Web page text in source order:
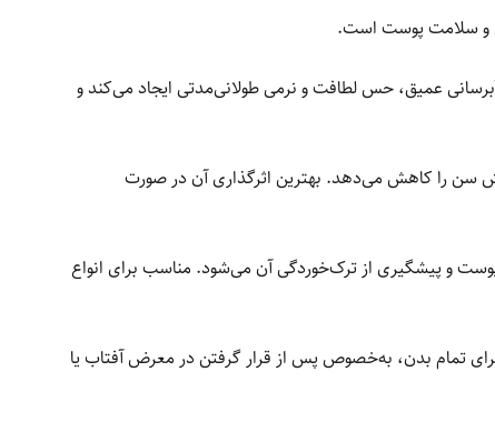
و سلامت پوست است.
عمیق، حس لطافت و نرمی طولانی‌مدتی ایجاد می‌کند و
سن را کاهش می‌دهد. بهترین اثرگذاری آن در صورت
و پیشگیری از ترک‌خوردگی آن می‌شود. مناسب برای انواع
تمام بدن، به‌خصوص پس از قرار گرفتن در معرض آفتاب یا